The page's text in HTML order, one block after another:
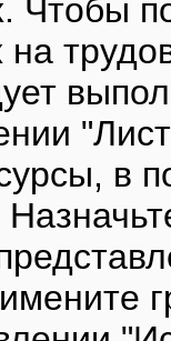
Чтобы
на
в